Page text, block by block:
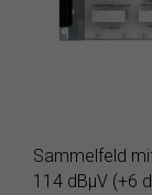
Sammelfeld
114 dBµV (+6